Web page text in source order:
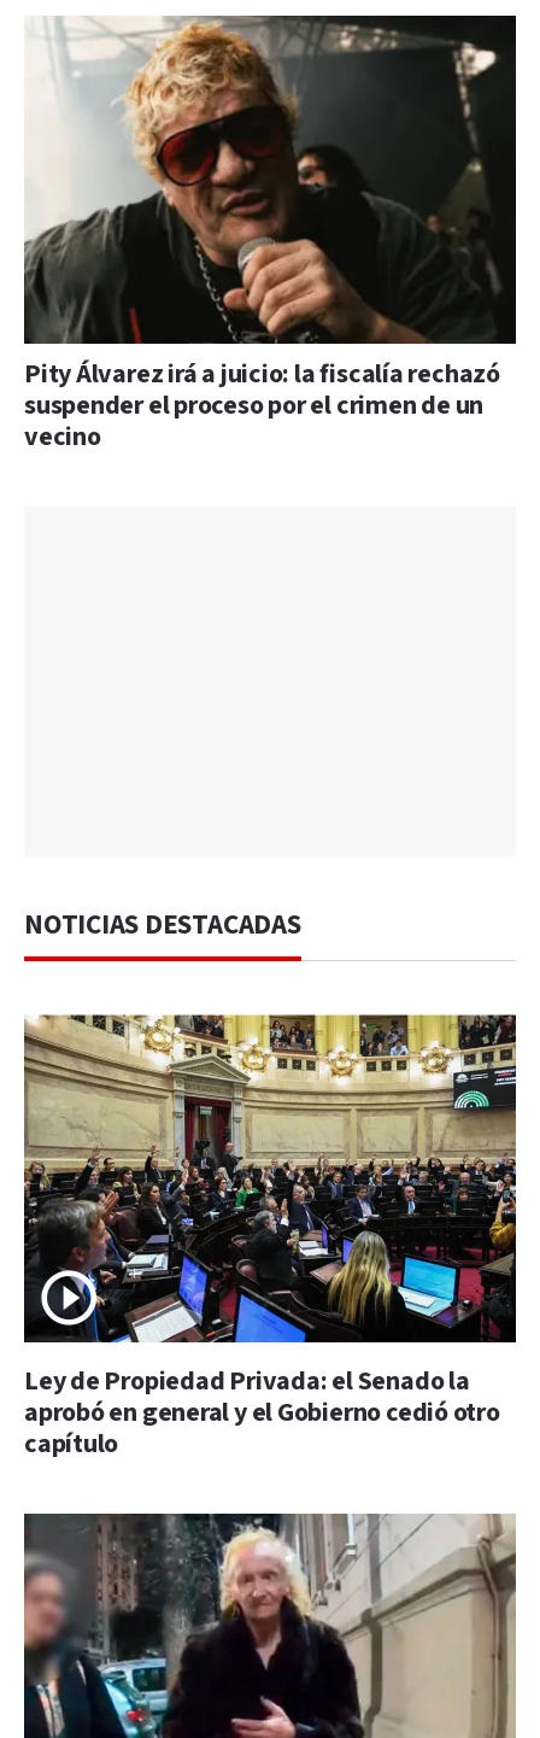
Pity Álvarez irá a juicio: la fiscalía rechazó
suspender el proceso por el crimen de un
vecino
NOTICIAS DESTACADAS
Ley de Propiedad Privada: el Senado la
aprobó en general y el Gobierno cedió otro
capítulo